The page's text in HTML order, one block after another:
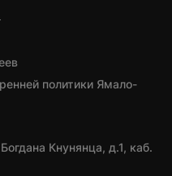
политики Ямало-
Кнунянца, д.1, каб.